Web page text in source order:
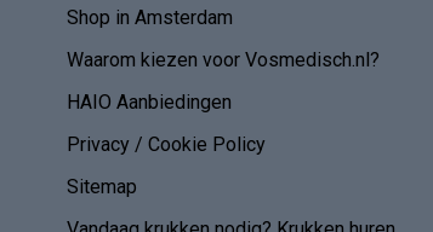
Shop in Amsterdam
Waarom kiezen voor Vosmedisch.nl?
HAIO Aanbiedingen
Privacy / Cookie Policy
Sitemap